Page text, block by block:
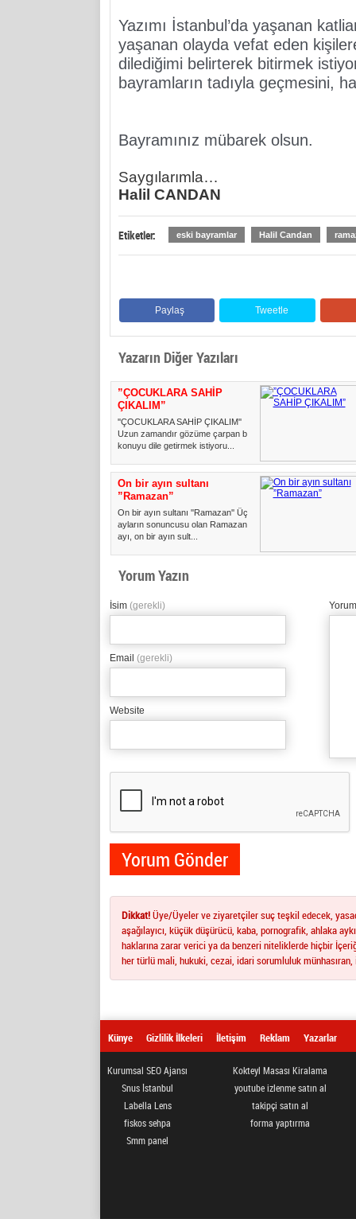
Yazımı İstanbul’da yaşanan
yaşanan olayda vefat eden
dilediğimi belirterek bitirmek
bayramların tadıyla geçmesini,
Bayramınız mübarek olsun.
Saygılarımla…
Halil CANDAN
Etiketler: eski bayramlar Halil Candan
Paylaş Tweetle
Yazarın Diğer Yazıları
”ÇOCUKLARA SAHİP
ÇIKALIM”
''ÇOCUKLARA SAHİP ÇIKALIM''
Uzun zamandır gözüme çarpan bir
konuyu dile getirmek istiyoru...
On bir ayın sultanı
”Ramazan”
On bir ayın sultanı ''Ramazan'' Üç
ayların sonuncusu olan Ramazan
ayı, on bir ayın sult...
Yorum Yazın
İsim (gerekli)
Email (gerekli)
Website
Dikkat!Üye/Üyeler ve ziyaretçiler suç teşkil edecek,
aşağılayıcı, küçük düşürücü, kaba, pornografik, ahlaka
haklarına zarar verici ya da benzeri niteliklerde hiçbir
her türlü mali, hukuki, cezai, idari sorumluluk
Künye Gizlilik İlkeleri İletişim Reklam Yazarlar
Kurumsal SEO Ajansı
Snus İstanbul
Labella Lens
fiskos sehpa
Smm panel
Kokteyl Masası Kiralama
youtube izlenme satın al
takipçi satın al
forma yaptırma